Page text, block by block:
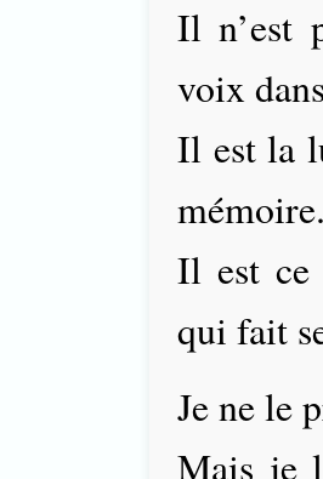
Il n’est
voix
Il est la
Il est
qui fait
Je ne le
Mais je